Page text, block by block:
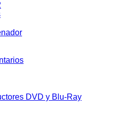
DVD y Blu-Ray